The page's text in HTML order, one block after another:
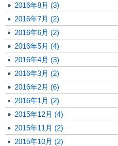
2016年8月 (3)
2016年7月 (2)
2016年6月 (2)
2016年5月 (4)
2016年4月 (3)
2016年3月 (2)
2016年2月 (6)
2016年1月 (2)
2015年12月 (4)
2015年11月 (2)
2015年10月 (2)